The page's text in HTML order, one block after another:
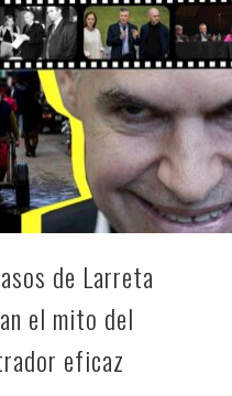
de Larreta
el mito del
eficaz